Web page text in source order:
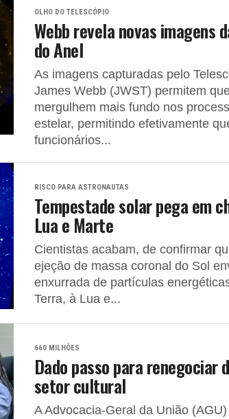
OLHO DO TELESCÓPIO
Webb revela novas imagens
do Anel
As imagens capturadas pelo
James Webb (JWST) permitem
mergulhem mais fundo nos
estelar, permitindo efetivamente
funcionários...
RISCO PARA ASTRONAUTAS
Tempestade solar pega em
Lua e Marte
Cientistas acabam, de confirmar
ejeção de massa coronal do Sol
enxurrada de partículas
Terra, à Lua e...
660 MILHÕES
Dado passo para renegociar
setor cultural
A Advocacia-Geral da União